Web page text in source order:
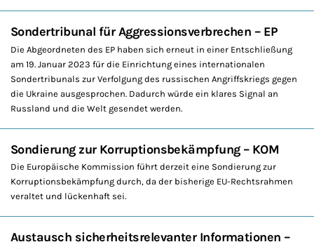
Sondertribunal für Aggressionsverbrechen – EP
Die Abgeordneten des EP haben sich erneut in einer Entschließung
am 19. Januar 2023 für die Einrichtung eines internationalen
Sondertribunals zur Verfolgung des russischen Angriffskriegs gegen
die Ukraine ausgesprochen. Dadurch würde ein klares Signal an
Russland und die Welt gesendet werden.
Sondierung zur Korruptionsbekämpfung – KOM
Die Europäische Kommission führt derzeit eine Sondierung zur
Korruptionsbekämpfung durch, da der bisherige EU-Rechtsrahmen
veraltet und lückenhaft sei.
Austausch sicherheitsrelevanter Informationen –